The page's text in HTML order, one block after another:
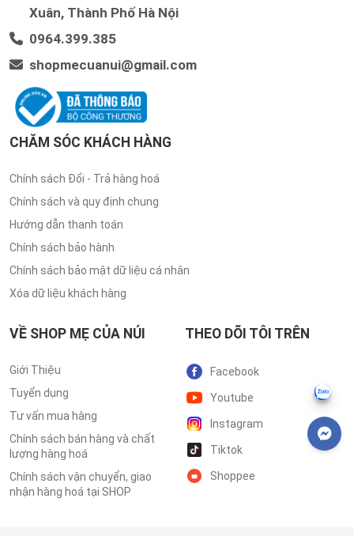
Xuân, Thành Phố Hà Nội
0964.399.385
shopmecuanui@gmail.com
CHĂM SÓC KHÁCH HÀNG
Chính sách Đổi - Trả hàng hoá
Chính sách và quy định chung
Hướng dẫn thanh toán
Chính sách bảo hành
Chính sách bảo mật dữ liệu cá nhân
Xóa dữ liệu khách hàng
VỀ SHOP MẸ CỦA NÚI
Giới Thiệu
Tuyển dụng
Tư vấn mua hàng
Chính sách bán hàng và chất
lượng hàng hoá
Chính sách vận chuyển, giao
nhận hàng hoá tại SHOP
THEO DÕI TÔI TRÊN
Facebook
Youtube
Instagram
Tiktok
Shoppee